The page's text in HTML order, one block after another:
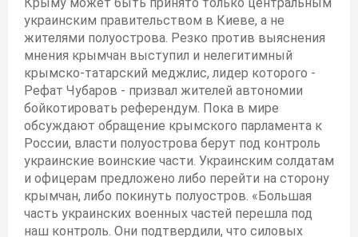
украинским правительством в Киеве, а не
жителями полуострова. Резко против выяснения
мнения крымчан выступил и нелегитимный
крымско-татарский меджлис, лидер которого -
Рефат Чубаров - призвал жителей автономии
бойкотировать референдум. Пока в мире
обсуждают обращение крымского парламента к
России, власти полуострова берут под контроль
украинские воинские части. Украинским солдатам
и офицерам предложено либо перейти на сторону
крымчан, либо покинуть полуостров. «Большая
часть украинских военных частей перешла под
наш контроль. Они подтвердили, что силовых